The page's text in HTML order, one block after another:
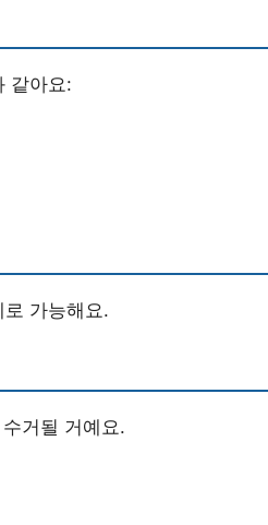
같아요:
가능해요.
거될 거예요.